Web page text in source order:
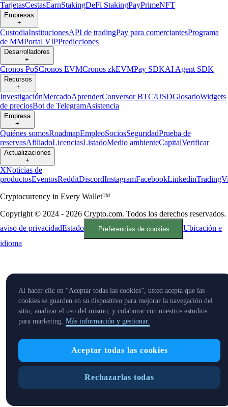
TarjetasCestasEarnStakingDeFi StakingPayPrimeNFT
Empresas
+
CustodiaInstitucionesAPI de tradingPay para comerciantesPrograma
de MMPortal VIPPredicciones
Desarrolladores
+
Cronos PoSCronos EVMCronos zkEVMPay SDKAI Agent SDK
Recursos
+
InvestigaciónMercadoAprenderConversor BTC/USDGlosarioWidgets
de preciosBot de TelegramAsistencia
Empresa
+
Quiénes somosRoadmapEmpleoSociosSeguridadPrueba de
reservasAfiliadoLicenciasListadoMedio ambienteCapitalVerificar
Actualizaciones
+
XNoticias de
productosEventosRedditDiscordInstagramFacebookLinkedin
Cryptocurrency in Every Wallet™
Copyright © 2024 - 2026 Crypto.com. Todos los derechos reservados.
aviso de privacidadEstado Preferencias de cookies
Ubicación e
idioma
Al hacer clic en “Aceptar todas las cookies”, usted acepta que las
cookies se guarden en su dispositivo para mejorar la navegación del
sitio, analizar el uso del mismo, y colaborar con nuestros estudios
para marketing. Más información y gestionar.
Aceptar todas las cookies
Rechazarlas todas